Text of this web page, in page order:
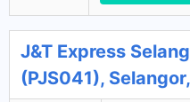
J&T Express
(PJS041),